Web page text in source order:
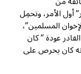
أول الأمر، وتحمِل
المسلمين”،
عودة ” كان
كان يحرص على